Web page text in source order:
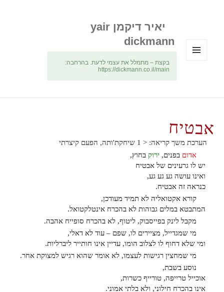
יאיר דיקמן yair
dickmann
בקצת – מתמלל את עצמי לדעת. בהרחבה:
https://dickmann.co.il/main
אבטיח
הערכת משך קריאה: < 1
שיחקת'ותה, הפעם קיצרתי
אדום בפנים, ירוק בחוץ,
יש לו גרעינים של אבטיח
ואינו עושה גע גע גע,
כנראה זה אבטיח.
קורא אקטואליה לא תמיד מעודכן,
המתבטא במלים גבוהות לא בהכרח אינטלקטואל.
מקבל לינק בפייסבוק, ליטוף, לא בהכרח סופייח אהבה.
מי שמגדייל, מציירים לו, שפם – עוד לא דאלי,
ומי שלא דחוף לו לצלוב הומו, עדיין אינו חותייר ליברליות.
מי שמחצין רגישות לעצמו, לא אומר שהוא רגיש למצוקת אחר.
נוסע בשבת,
אוכייל טרייפה, טורייף כשרות,
אינו בהכרח חילוני, ולא בלתי אמוני.